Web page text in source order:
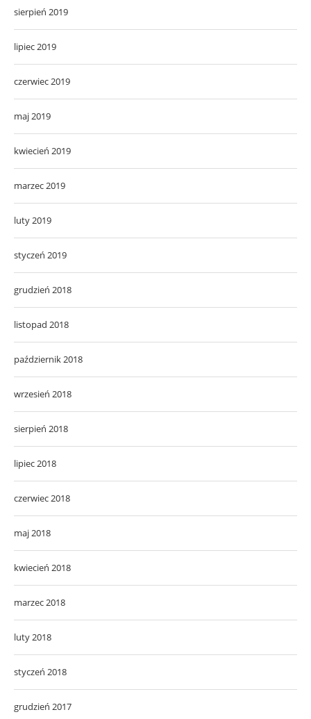
sierpień 2019
lipiec 2019
czerwiec 2019
maj 2019
kwiecień 2019
marzec 2019
luty 2019
styczeń 2019
grudzień 2018
listopad 2018
październik 2018
wrzesień 2018
sierpień 2018
lipiec 2018
czerwiec 2018
maj 2018
kwiecień 2018
marzec 2018
luty 2018
styczeń 2018
grudzień 2017